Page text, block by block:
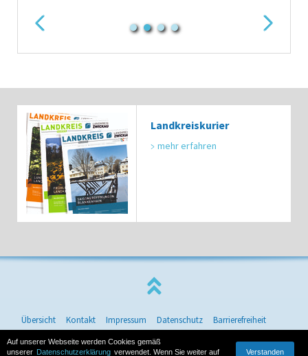
Landkreiskurier
mehr erfahren
Übersicht Kontakt Impressum Datenschutz Barrierefreiheit
© 2026 Landkreis Zwickau
Auf unserer Webseite werden Cookies gemäß
unserer Datenschutzerklärung verwendet. Wenn Sie weiter auf Verstanden